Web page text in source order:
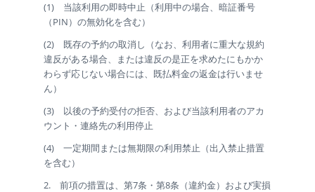
(1) 当該利用の即時中止（利用中の場合、暗証番号
（PIN）の無効化を含む）
(2) 既存の予約の取消し（なお、利用者に重大な規約
違反がある場合、または違反の是正を求めたにもかか
わらず応じない場合には、既払料金の返金は行いませ
ん）
(3) 以後の予約受付の拒否、および当該利用者のアカ
ウント・連絡先の利用停止
(4) 一定期間または無期限の利用禁止（出入禁止措置
を含む）
2. 前項の措置は、第7条・第8条（違約金）および実損